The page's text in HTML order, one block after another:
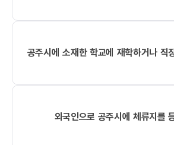
공주시에 소재한 학교에 재학하거나 직
외국인으로 공주시에 체류지를